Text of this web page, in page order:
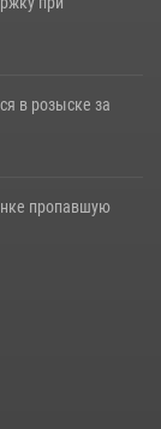
в розыске за
пропавшую